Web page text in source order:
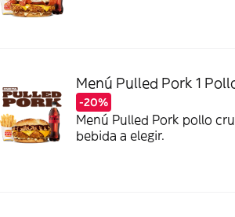
Menú Pulled Pork 1
-20%
Menú Pulled Pork pollo
bebida a elegir.